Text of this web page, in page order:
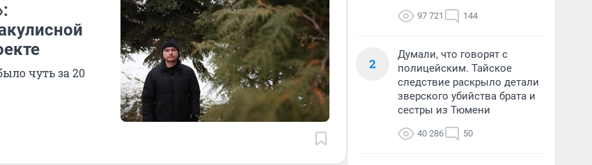
чуть за 20
97 721 144
2
Думали, что говорят с
полицейским. Тайское
следствие раскрыло детали
зверского убийства брата и
сестры из Тюмени
40 286 50